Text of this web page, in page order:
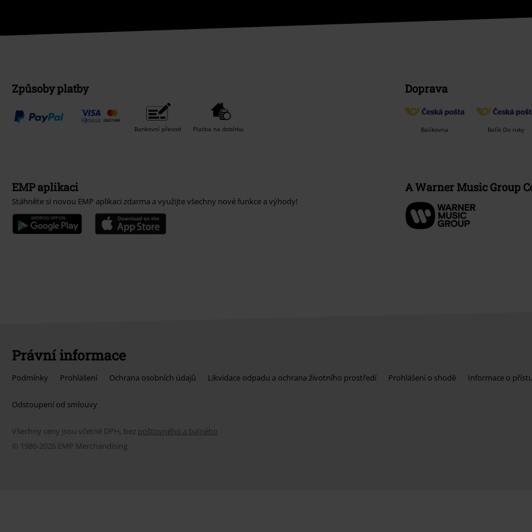
Způsoby platby
Bankovní převod Platba na dobírku
Doprava
Balíkovna Balík Do ruky
EMP aplikaci
Stáhněte si novou EMP aplikaci zdarma a využijte všechny nové funkce a výhody!
A Warner Music Group
Právní informace
Podmínky Prohlášení Ochrana osobních údajů Likvidace odpadu a ochrana životního prostředí Prohlášení o shodě Informace o
Odstoupení od smlouvy
Všechny ceny jsou včetně DPH, bez poštovného a balného
© 1986-2026 EMP Merchandising